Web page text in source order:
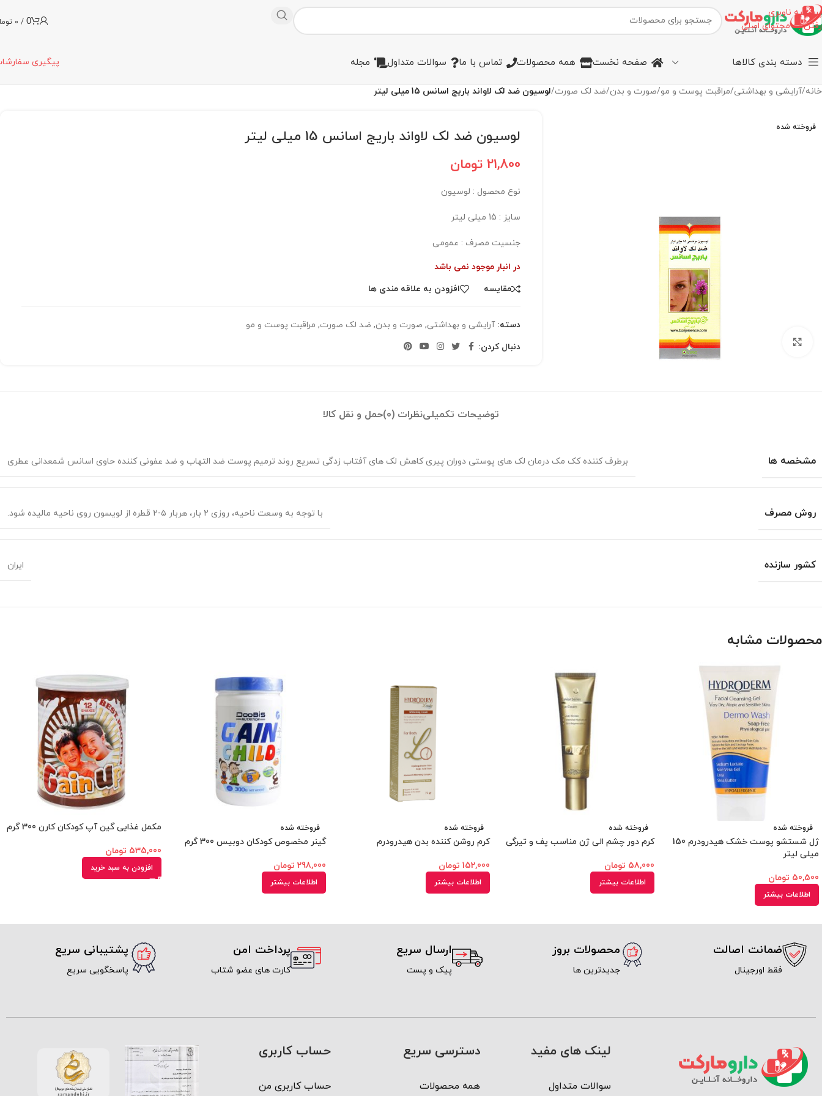
پرش به ناوبری
رفتن به محتوای اصلی
0
/
0
دسته بندی کالاها صفحه نخست همه محصولات تماس با ما سوالات متداول مجله پیگیری
خانه/آرایشی و بهداشتی/مراقبت پوست و مو/صورت و بدن/ضد لک صورت/لوسیون ضد لک لاواند باریج اسانس 15 میلی لیتر
فروخته شده
برای بزرگنمایی کلیک کنید
لوسیون ضد لک لاواند باریج اسانس 15 میلی لیتر
21,800 تومان
نوع محصول : لوسیون
سایز‌ :‌ 15 میلی لیتر
جنسیت مصرف :‌ عمومی
در انبار موجود نمی باشد
مقایسه
افزودن به علاقه مندی ها
دسته: آرایشی و بهداشتی, صورت و بدن, ضد لک صورت, مراقبت پوست و مو
دنبال کردن:
توضیحات تکمیلینظرات (0) حمل و نقل کالا
مشخصه ها برطرف کننده کک مک درمان لک های پوستی دوران پیری کاهش لک های آفتاب زدگی تسریع روند ترمیم پوست ضد التهاب و ضد عفونی کننده حاوی اسانس شمعدانی عطری
روش مصرف با توجه به وسعت ناحیه، روزی ۲ بار، هربار ۵-۲ قطره از لویسون روی ناحیه مالیده شود.
کشور سازنده ایران
محصولات مشابه
فروخته شده
ژل شستشو پوست خشک هیدرودرم 150
میلی لیتر
50,500 تومان
اطلاعات بیشتر
فروخته شده
کرم دور چشم الی ژن مناسب پف و تیرگی
58,000 تومان
اطلاعات بیشتر
فروخته شده
کرم روشن کننده بدن هیدرودرم
152,000 تومان
اطلاعات بیشتر
فروخته شده
گینر مخصوص کودکان دوبیس 300 گرم
298,000 تومان
اطلاعات بیشتر
مکمل غذایی گین آپ کودکان کارن 300 گرم
535,000 تومان
افزودن به سبد خرید
ضمانت اصالت
فقط اورجینال
محصولات بروز
جدیدترین ها
ارسال سریع
پیک و پست
پرداخت امن
کارت های عضو شتاب
پشتیبانی سریع
پاسخگویی سریع
لینک های مفید
سوالات متداول
دسترسی سریع
همه محصولات
حساب کاربری
حساب کاربری من